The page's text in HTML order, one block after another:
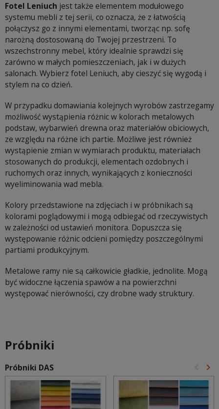
Fotel Leniuch jest także elementem modułowego
systemu mebli z tej serii, co oznacza, że z łatwością
połączysz go z innymi elementami, tworząc np. sofę
narożną dostosowaną do Twojej przestrzeni. To
wszechstronny mebel, który idealnie sprawdzi się
zarówno w małych pomieszczeniach, jak i w dużych
salonach. Wybierz fotel Leniuch, aby cieszyć się wygodą i
stylem na co dzień.
W przypadku domawiania kolejnych wyrobów zastrzegamy
możliwość wystąpienia różnic w kolorach metalowych
podstaw, wybarwień drewna oraz materiałów obiciowych,
ze względu na różne ich partie. Możliwe jest również
wystąpienie zmian w wymiarach produktu, materiałach
stosowanych do produkcji, elementach ozdobnych i
ruchomych oraz innych, wynikających z konieczności
wyeliminowania wad mebla.
Kolory przedstawione na zdjęciach i w próbnikach są
kolorami poglądowymi i mogą odbiegać od rzeczywistych
w zależności od ustawień monitora. Dopuszcza się
występowanie różnic odcieni pomiędzy poszczególnymi
partiami produkcyjnym.
Metalowe ramy nie są całkowicie gładkie, jednolite. Mogą
być widoczne łączenia spawów a na powierzchni
występować nierówności, czy drobne wady struktury.
Próbniki
Próbniki DAS keyboard_arrow_left keyboard_arrow_right